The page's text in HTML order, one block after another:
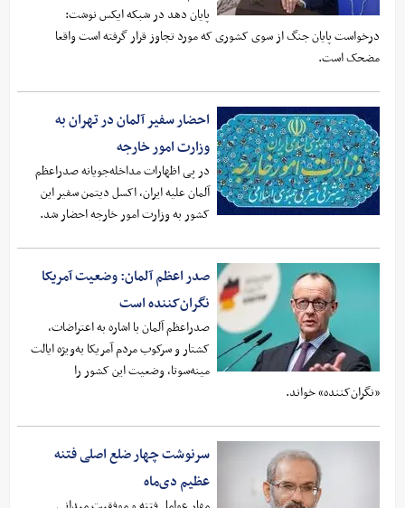
پایان دهد در شبکه ایکس نوشت:
درخواست پایان جنگ از سوی کشوری که مورد تجاوز قرار گرفته است ‌واقعا
مضحک است.
احضار سفیر آلمان در تهران به
وزارت امور خارجه
در پی اظهارات مداخله‌جویانه صدراعظم
آلمان علیه ایران، اکسل دیتمن سفیر این
کشور به وزارت امور خارجه احضار شد.
صدر اعظم آلمان: وضعیت آمریکا
نگران‌کننده است
صدراعظم آلمان با اشاره به اعتراضات،
کشتار و سرکوب مردم آمریکا به‌ویژه ایالت
مینه‌سوتا، وضعیت این کشور را
«نگران‌کننده» خواند.
سرنوشت چهار ضلع اصلی فتنه
عظیم دی‌ماه